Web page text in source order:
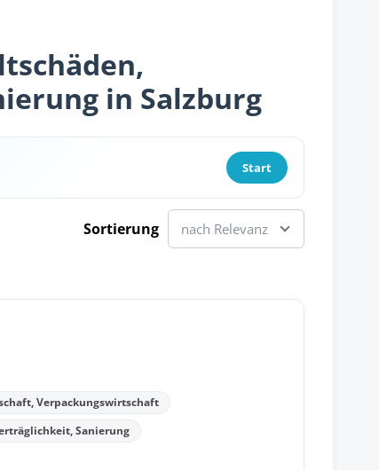
in Salzburg
Start
Sortierung nach Relevanz
Verpackungswirtschaft
Sanierung